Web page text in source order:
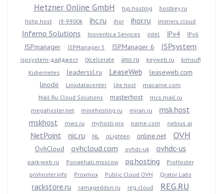
Hetzner Online GmbH hip.hosting
hostkey.ru
hshp.host
i9-9900k ihc.ru ihor ihor.ru immers.cloud
Inferno Solutions Inoventica Services intel IPv4 IPv6
ISPmanager ISPManager 5 ISPManager 6 ISPsystem
ispsystem-дайджест IXcellerate jino.ru keyweb.ru
kimsufi
Kubernetes
leaderssl.ru LeaseWeb
leaseweb.com
linode
Linxdatacenter lite.host
macarne.com
Mail.Ru Cloud Solutions
masterhost
mcs.mail.ru
megahoster.net
minehosting.ru miran.ru
msk.host
mskhost
mws.ru myhosti.pro name.com nebius.ai
NetPoint nic.ru NL nLighten online.net OVH
OvhCloud ovhcloud.com ovhdc-uk ovhdc-us
park-web.ru Ponaehali.moscow pq.hosting
ProHoster
prohoster.info
Proxmox Public Cloud OVH Qrator Labs
rackstore.ru ramageddon.ru reg.cloud REG.RU